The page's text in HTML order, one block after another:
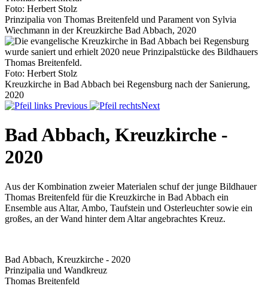
Foto: Herbert Stolz
Prinzipalia von Thomas Breitenfeld und Parament von Sylvia
Wiechmann in der Kreuzkirche Bad Abbach, 2020
Foto: Herbert Stolz
Kreuzkirche in Bad Abbach bei Regensburg nach der Sanierung,
2020
Previous
Next
Bad Abbach, Kreuzkirche -
2020
Aus der Kombination zweier Materialen schuf der junge Bildhauer
Thomas Breitenfeld für die Kreuzkirche in Bad Abbach ein
Ensemble aus Altar, Ambo, Taufstein und Osterleuchter sowie ein
großes, an der Wand hinter dem Altar angebrachtes Kreuz.
Bad Abbach, Kreuzkirche - 2020
Prinzipalia und Wandkreuz
Thomas Breitenfeld